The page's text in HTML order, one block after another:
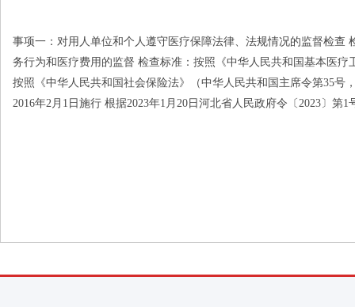
事项一：对用人单位和个人遵守医疗保障法律、法规情况的监督检
务行为和医疗费用的监督 检查标准：按照《中华人民共和国基本医
按照《中华人民共和国社会保险法》（中华人民共和国主席令第35号
2016年2月1日施行 根据2023年1月20日河北省人民政府令〔2023〕第